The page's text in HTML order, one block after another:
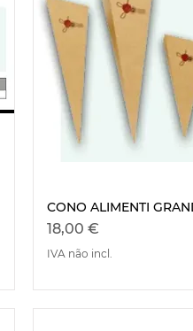
CONO ALIMENTI
Preço
18,00 €
IVA não incl.